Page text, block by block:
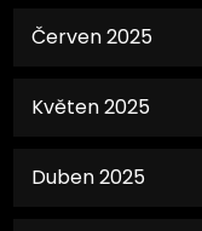
Červen 2025
Květen 2025
Duben 2025